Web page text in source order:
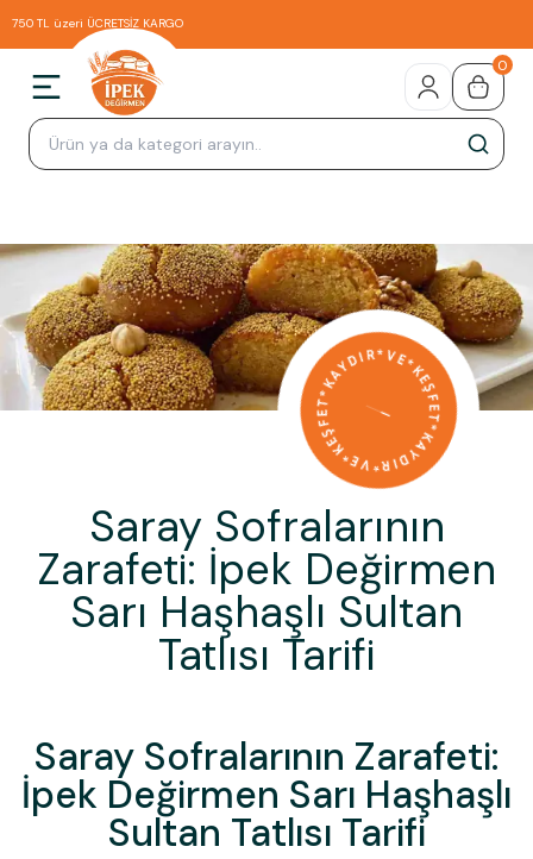
750 TL üzeri ÜCRETSİZ KARGO
0
Saray Sofralarının
Zarafeti: İpek Değirmen
Sarı Haşhaşlı Sultan
Tatlısı Tarifi
Saray Sofralarının Zarafeti:
İpek Değirmen Sarı Haşhaşlı
Sultan Tatlısı Tarifi